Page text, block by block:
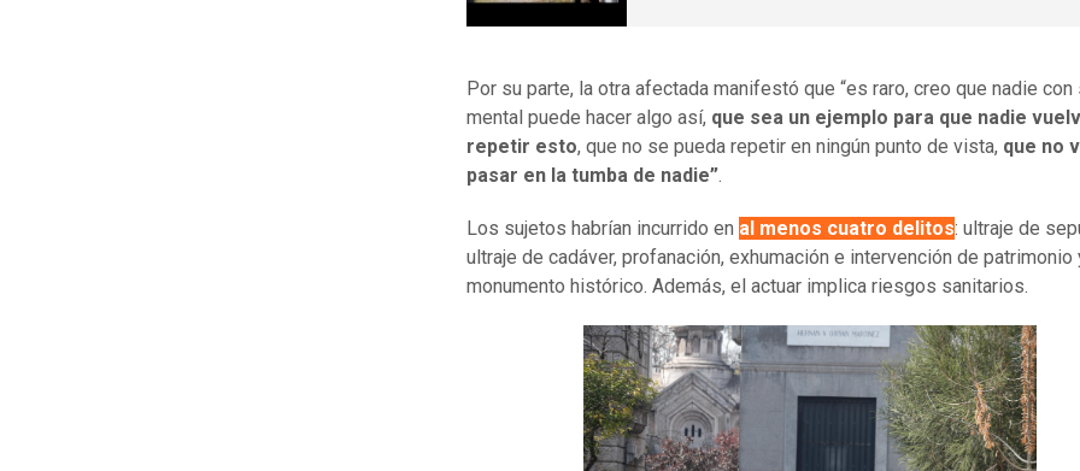
Por su parte, la otra afectada manifestó que “es raro, creo que nadie con
mental puede hacer algo así, que sea un ejemplo para que nadie
repetir esto, que no se pueda repetir en ningún punto de vista, que no
pasar en la tumba de nadie”.
Los sujetos habrían incurrido en al menos cuatro delitos: ultraje de
ultraje de cadáver, profanación, exhumación e intervención de patrimonio
monumento histórico. Además, el actuar implica riesgos sanitarios.